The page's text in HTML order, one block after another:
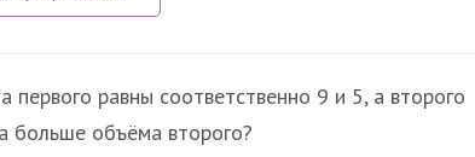
равны соответственно 9 и 5, а второго
больше объёма второго?